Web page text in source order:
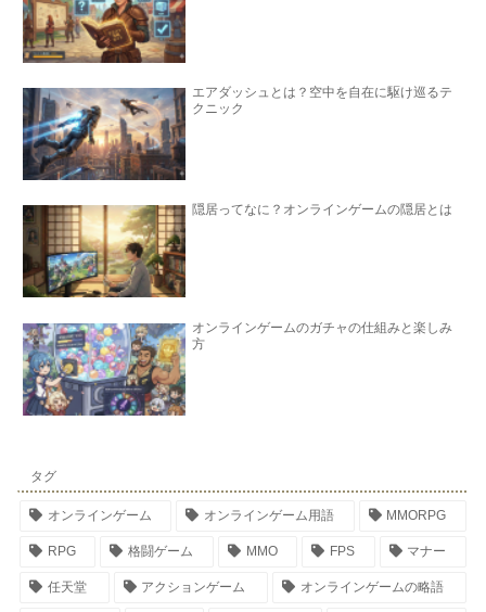
エアダッシュとは？空中を自在に駆け巡るテ
クニック
隠居ってなに？オンラインゲームの隠居とは
オンラインゲームのガチャの仕組みと楽しみ
方
タグ
オンラインゲーム オンラインゲーム用語 MMORPG
RPG 格闘ゲーム MMO FPS マナー
任天堂 アクションゲーム オンラインゲームの略語